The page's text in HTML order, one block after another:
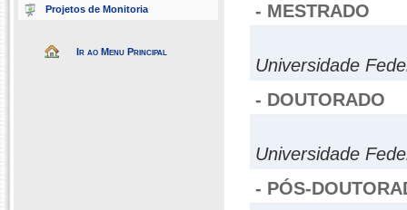
Projetos de Monitoria
Ir ao Menu Principal
- MESTRADO
Universidade
- DOUTORADO
Universidade
- PÓS-